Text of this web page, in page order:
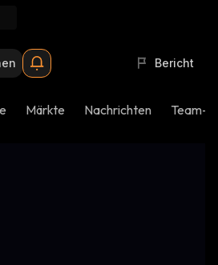
Bericht
Märkte Nachrichten Team-